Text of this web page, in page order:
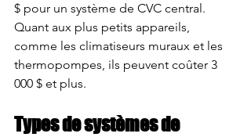
$ pour un système de CVC central.
Quant aux plus petits appareils,
comme les climatiseurs muraux et les
thermopompes, ils peuvent coûter 3
000 $ et plus.
Types de systèmes de